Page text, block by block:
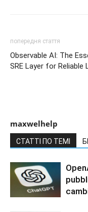
попередня стаття
Observable AI: The
SRE Layer for Reliable
maxwelhelp
СТАТТІ ПО ТЕМІ